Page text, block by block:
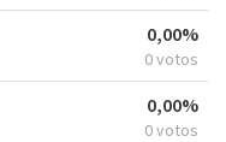
0,00%
0 votos
0,00%
0 votos